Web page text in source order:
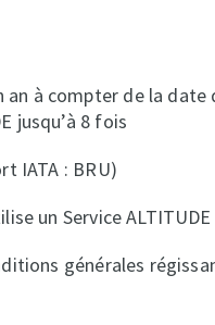
à compter de la date
jusqu’à 8 fois
IATA : BRU)
un Service ALTITUDE
générales